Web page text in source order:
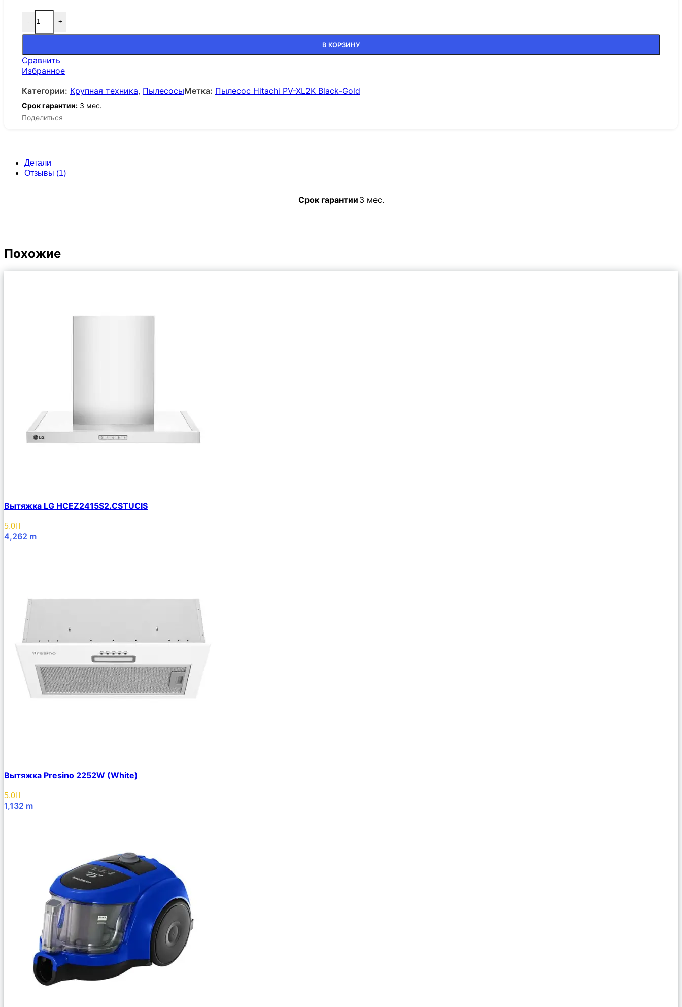
-
Количество товара Пылесос Hitachi PV-XL2K Black-Gold
+
В КОРЗИНУ
Сравнить
Избранное
Категории: Крупная техника, ПылесосыМетка: Пылесос Hitachi PV-XL2K Black-Gold
Срок гарантии: 3 мес.
Поделиться
Детали
Отзывы (1)
Срок гарантии 3 мес.
Похожие
Вытяжка LG HCEZ2415S2.CSTUCIS
5.0
4,262 m
Вытяжка Presino 2252W (White)
5.0
1,132 m